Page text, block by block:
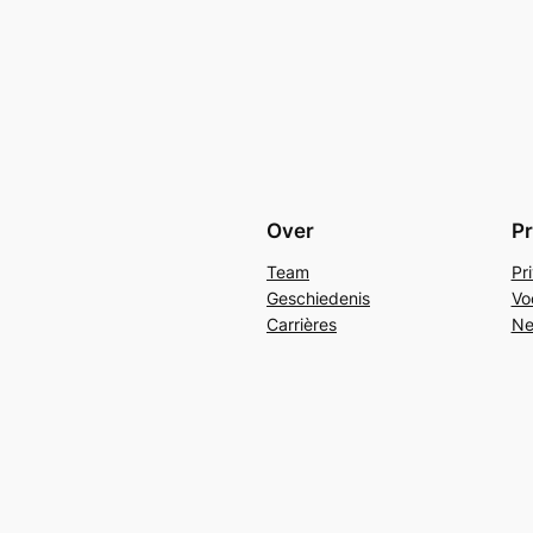
Over
Team
Geschiedenis
Carrières